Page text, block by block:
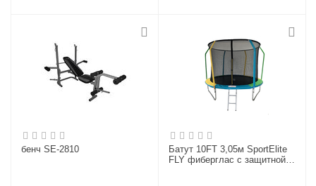
бенч SE-2810
Батут 10FT 3,05м SportElite
FLY фиберглас с защитной